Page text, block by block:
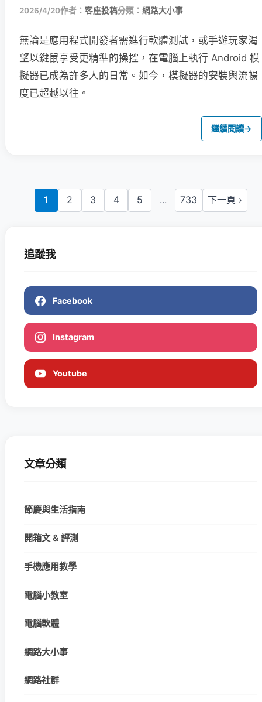
2026/4/20作者： 客座投稿分類： 網路大小事
無論是應用程式開發者需進行軟體測試，或手遊玩家渴
望以鍵鼠享受更精準的操控，在電腦上執行 Android 模
擬器已成為許多人的日常。如今，模擬器的安裝與流暢
度已超越以往。
繼續閱讀→
1 2 3 4 5 ... 733 下一頁 ›
追蹤我
Facebook
Instagram
Youtube
文章分類
節慶與生活指南
開箱文 & 評測
手機應用教學
電腦小教室
電腦軟體
網路大小事
網路社群